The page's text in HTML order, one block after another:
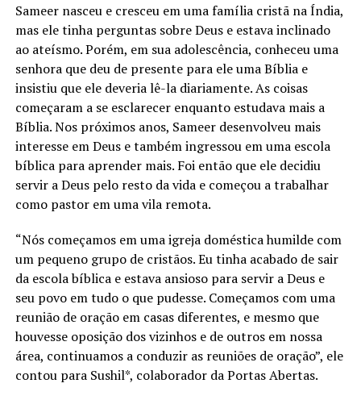
Sameer nasceu e cresceu em uma família cristã na Índia,
mas ele tinha perguntas sobre Deus e estava inclinado
ao ateísmo. Porém, em sua adolescência, conheceu uma
senhora que deu de presente para ele uma Bíblia e
insistiu que ele deveria lê-la diariamente. As coisas
começaram a se esclarecer enquanto estudava mais a
Bíblia. Nos próximos anos, Sameer desenvolveu mais
interesse em Deus e também ingressou em uma escola
bíblica para aprender mais. Foi então que ele decidiu
servir a Deus pelo resto da vida e começou a trabalhar
como pastor em uma vila remota.
“Nós começamos em uma igreja doméstica humilde com
um pequeno grupo de cristãos. Eu tinha acabado de sair
da escola bíblica e estava ansioso para servir a Deus e
seu povo em tudo o que pudesse. Começamos com uma
reunião de oração em casas diferentes, e mesmo que
houvesse oposição dos vizinhos e de outros em nossa
área, continuamos a conduzir as reuniões de oração”, ele
contou para Sushil*, colaborador da Portas Abertas.